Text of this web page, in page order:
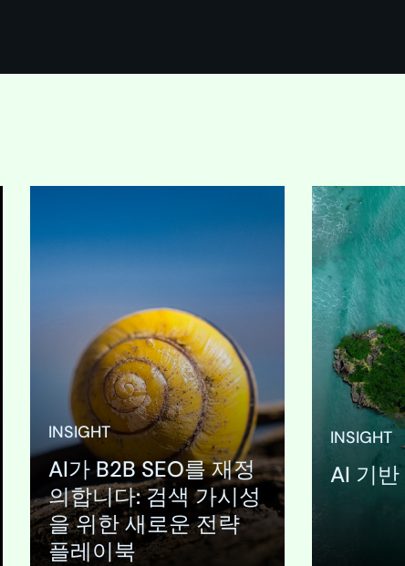
현실이 존재해 왔습니다:
Forrester Research에 따르면
리드의 1% 미만만이 실제로
고객으로 전환합니다. 계정 기
반 마케팅(ABM)은 이 근본적
진입 장벽에 대한 전략적 해결
책을 제공합니다. 이는 퍼널 상
단에서 자본이 대규모로 잘못
배치되고 있음을 시사합니다.
다만 ABM 자체도 측정…
INSIGHT
AI가 B2B SEO를 재정
의합니다: 검색 가시성
을 위한 새로운 전략
플레이북
The
playbook,
keywords
now
generative
Search
Experience
discovery
of
enterprise,
INSIGHT
AI 기